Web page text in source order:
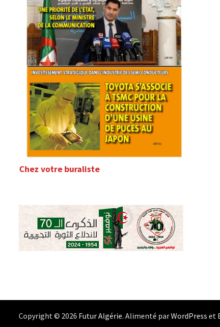
Chez votre buraliste
Copyright © 2026 Futur Algérie. Alimenté parWordPress et